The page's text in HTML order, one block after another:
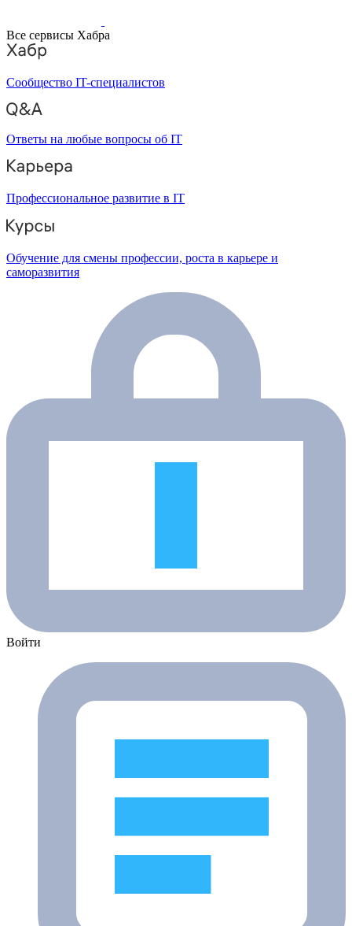
Все сервисы Хабра
Сообщество IT-специалистов
Ответы на любые вопросы об IT
Профессиональное развитие в IT
Обучение для смены профессии, роста в карьере и
саморазвития
Войти